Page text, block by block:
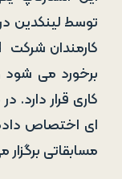
برخورد می شود
کاری قرار دارد.
ای اختصاص
مسابقاتی